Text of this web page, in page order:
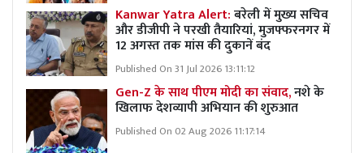
Kanwar Yatra Alert:बरेली में मुख्य सचिव
और डीजीपी ने परखी तैयारियां, मुजफ्फरनगर में
12 अगस्त तक मांस की दुकानें बंद
Published On 31 Jul 2026 13:11:12
Gen-Z के साथ पीएम मोदी का संवाद,नशे के
खिलाफ देशव्यापी अभियान की शुरुआत
Published On 02 Aug 2026 11:17:14